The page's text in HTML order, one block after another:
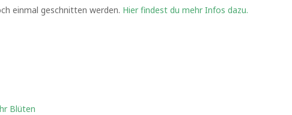
einmal geschnitten werden. Hier findest du mehr Infos dazu.
Blüten